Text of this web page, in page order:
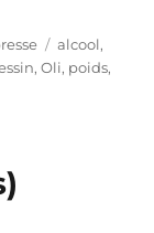
Étiquettes
alcool,
,Oli, poids,